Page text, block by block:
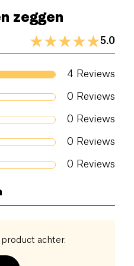
zeggen
5.0
4 Reviews
0 Reviews
0 Reviews
0 Reviews
0 Reviews
achter.